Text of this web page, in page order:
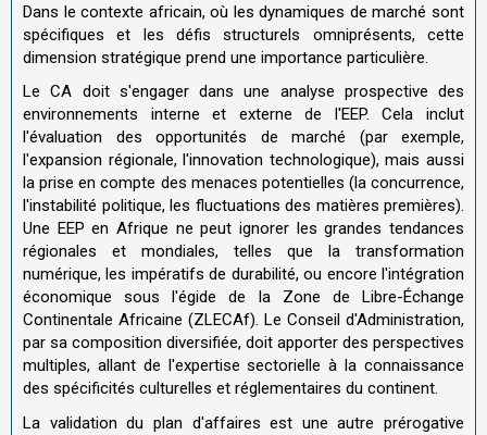
Dans le contexte africain, où les dynamiques de marché sont
spécifiques et les défis structurels omniprésents, cette
dimension stratégique prend une importance particulière.
Le CA doit s'engager dans une analyse prospective des
environnements interne et externe de l'EEP. Cela inclut
l'évaluation des opportunités de marché (par exemple,
l'expansion régionale, l'innovation technologique), mais aussi
la prise en compte des menaces potentielles (la concurrence,
l'instabilité politique, les fluctuations des matières premières).
Une EEP en Afrique ne peut ignorer les grandes tendances
régionales et mondiales, telles que la transformation
numérique, les impératifs de durabilité, ou encore l'intégration
économique sous l'égide de la Zone de Libre-Échange
Continentale Africaine (ZLECAf). Le Conseil d'Administration,
par sa composition diversifiée, doit apporter des perspectives
multiples, allant de l'expertise sectorielle à la connaissance
des spécificités culturelles et réglementaires du continent.
La validation du plan d'affaires est une autre prérogative